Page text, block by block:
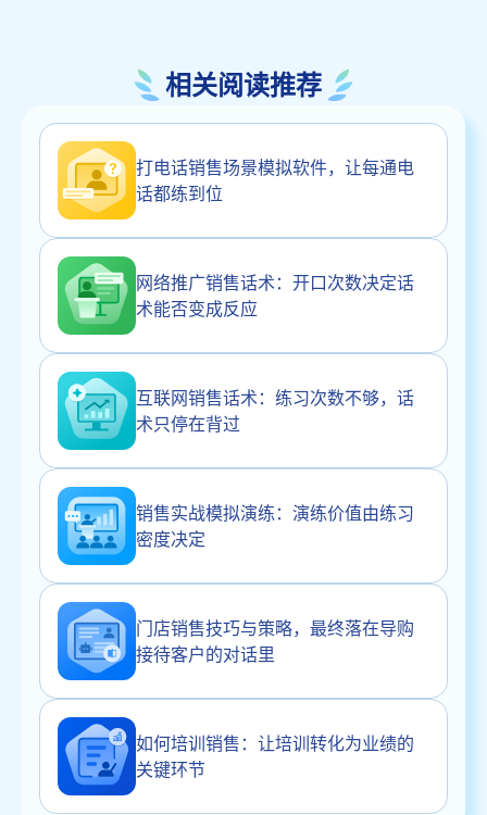
相关阅读推荐
打电话销售场景模拟软件，让每通电
话都练到位
网络推广销售话术：开口次数决定话
术能否变成反应
互联网销售话术：练习次数不够，话
术只停在背过
销售实战模拟演练：演练价值由练习
密度决定
门店销售技巧与策略，最终落在导购
接待客户的对话里
如何培训销售：让培训转化为业绩的
关键环节